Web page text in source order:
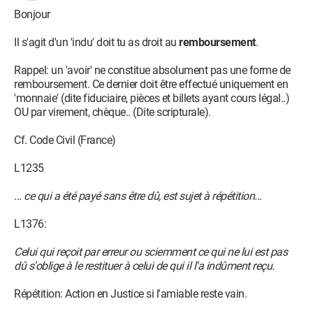
Bonjour
Il s'agit d'un 'indu' doit tu as droit au remboursement.
Rappel: un 'avoir' ne constitue absolument pas une forme de
remboursement. Ce dernier doit être effectué uniquement en
'monnaie' (dite fiduciaire, pièces et billets ayant cours légal..)
OU par virement, chèque.. (Dite scripturale).
Cf. Code Civil (France)
L1235
... ce qui a été payé sans être dû, est sujet à répétition...
L1376:
Celui qui reçoit par erreur ou sciemment ce qui ne lui est pas
dû s'oblige à le restituer à celui de qui il l'a indûment reçu.
Répétition: Action en Justice si l'amiable reste vain.